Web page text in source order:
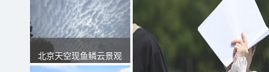
北京天空现鱼鳞云景观